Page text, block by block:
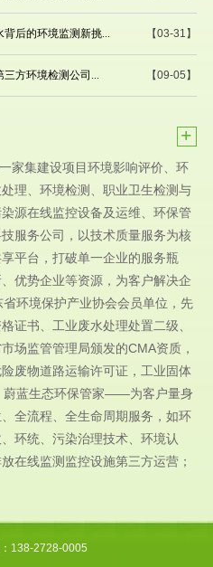
【03-31】
后的环境监测新挑...
【09-05】
三方环境检测公司...
+
集建设项目环境影响评价、环
理、环境检测、职业卫生检测与
源在线监控设备及运维、环保管
服务公司，以技术质量服务为核
平台，打破单一企业的服务瓶
优势企业等资源，为客户解决企
环境保护产业协会会员单位，先
证书、工业废水处理处置二级、
场监管管理局颁发的CMA资质，
废物道路运输许可证，工业固体
蓝生态环保管家——为客户量身
全流程、全生命周期服务，如环
环统、污染治理技术、环境认
在线监测监控设施第三方运营；
138-2728-0005